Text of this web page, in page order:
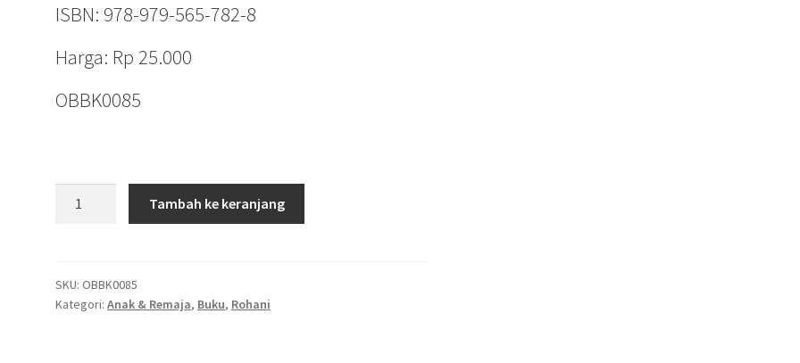
ISBN: 978-979-565-782-8
Harga: Rp 25.000
OBBK0085
Tambah ke keranjang
SKU:OBBK0085
Kategori:Anak & Remaja, Buku, Rohani